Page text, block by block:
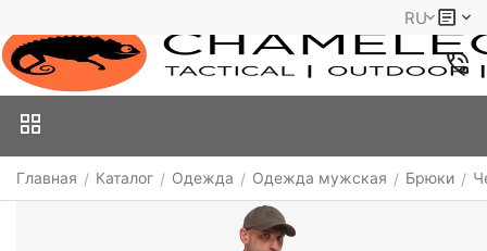
RU
Главная / Каталог / Одежда / Одежда мужская / Брюки /